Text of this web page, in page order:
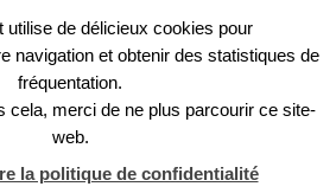
de Moûtiers
utilise de délicieux cookies pour
navigation et obtenir des statistiques de
fréquentation.
cela, merci de ne plus parcourir ce site-
web.
la politique de confidentialité